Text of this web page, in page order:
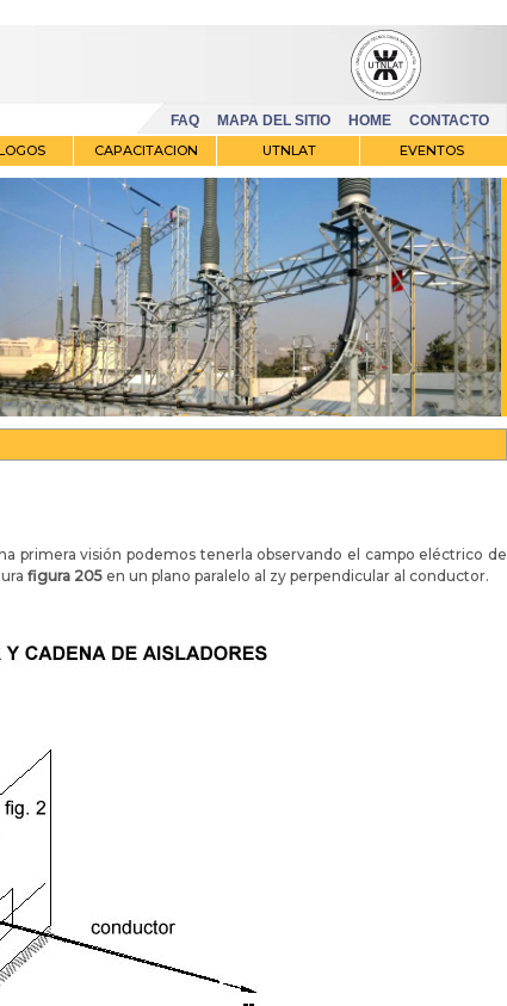
CONTACTO
HOME
MAPA DEL SITIO
FAQ
CAPACITACION UTNLAT EVENTOS
primera visión podemos tenerla observando el campo eléctrico de
figura 205 en un plano paralelo al zy perpendicular al conductor.